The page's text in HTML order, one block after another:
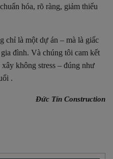
hóa, rõ ràng, giảm thiểu
chỉ là một dự án – mà là giấc
đình. Và chúng tôi cam kết
không stress – đúng như
.
Đức Tín Construction